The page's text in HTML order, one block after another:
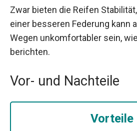
Zwar bieten die Reifen
einer besseren Federung kann
Wegen unkomfortabler sein,
berichten.
Vor- und Nachteile
Vorteile